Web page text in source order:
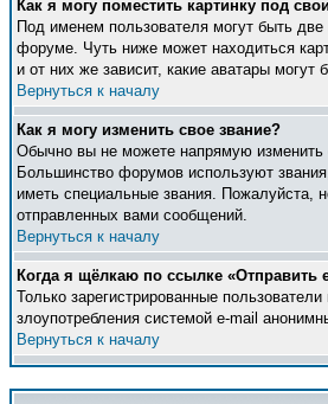
Как я могу поместить картинку под
Под именем пользователя могут быть
форуме. Чуть ниже может находиться
и от них же зависит, какие аватары
Вернуться к началу
Как я могу изменить свое звание?
Обычно вы не можете напрямую изменить
Большинство форумов используют
иметь специальные звания. Пожалуйста,
отправленных вами сообщений.
Вернуться к началу
Когда я щёлкаю по ссылке «Отправить
Только зарегистрированные
злоупотребления системой e-mail
Вернуться к началу